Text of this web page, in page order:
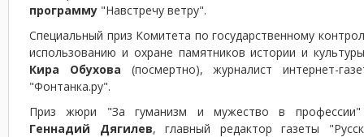
программу "Навстречу ветру".
Специальный приз Комитета по государственному
использованию и охране памятников истории и
Кира Обухова (посмертно), журналист интернет-
"Фонтанка.ру".
Приз жюри "За гуманизм и мужество в
Геннадий Дягилев, главный редактор газеты